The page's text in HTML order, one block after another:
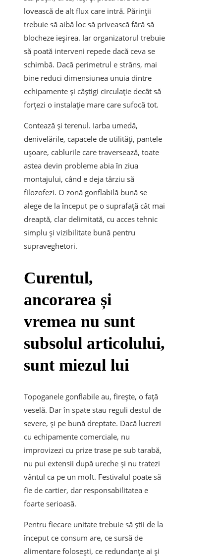
lovească de alt flux care intră. Părinții
trebuie să aibă loc să privească fără să
blocheze ieșirea. Iar organizatorul trebuie
să poată interveni repede dacă ceva se
schimbă. Dacă perimetrul e strâns, mai
bine reduci dimensiunea unuia dintre
echipamente și câștigi circulație decât să
forțezi o instalație mare care sufocă tot.
Contează și terenul. Iarba umedă,
denivelările, capacele de utilități, pantele
ușoare, cablurile care traversează, toate
astea devin probleme abia în ziua
montajului, când e deja târziu să
filozofezi. O zonă gonflabilă bună se
alege de la început pe o suprafață cât mai
dreaptă, clar delimitată, cu acces tehnic
simplu și vizibilitate bună pentru
supraveghetori.
Curentul,
ancorarea și
vremea nu sunt
subsolul articolului,
sunt miezul lui
Topoganele gonflabile au, firește, o față
veselă. Dar în spate stau reguli destul de
severe, și pe bună dreptate. Dacă lucrezi
cu echipamente comerciale, nu
improvizezi cu prize trase pe sub tarabă,
nu pui extensii după ureche și nu tratezi
vântul ca pe un moft. Festivalul poate să
fie de cartier, dar responsabilitatea e
foarte serioasă.
Pentru fiecare unitate trebuie să știi de la
început ce consum are, ce sursă de
alimentare folosești, ce redundanțe ai și